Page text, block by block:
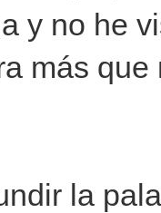
y no he
más
la